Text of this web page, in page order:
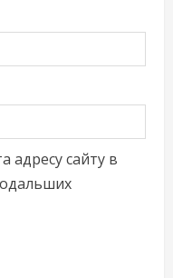
адресу сайту в